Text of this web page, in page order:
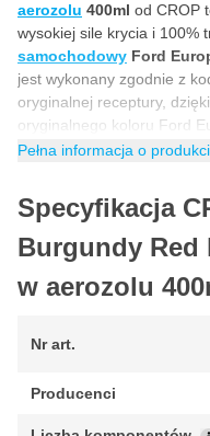
aerozolu 400ml od CROP
wysokiej sile krycia i 100%
samochodowy Ford
jest wykonany zgodnie z
oryginalnej receptury,
oryginalnego koloru Ford
oryginalnej receptury,
lakier samochodowy Ford
technologią HPHC.
zapewnia, że lakier
jakości rezultatem
opryskiwacza. Umożliwia to
części samochodu w
niewidocznych napraw
Jak używać sprayu
Pełna informacja o
Specyfikacja
Burgundy Red
w aerozolu
Nr art.
Producenci